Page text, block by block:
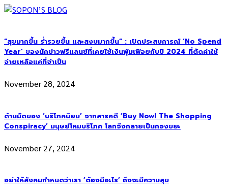
“สุขมากขึ้น ร่ำรวยขึ้น และสงบมากขึ้น” : เปิดประสบการณ์ ‘No Spend
Year’ ของนักข่าวฟรีแลนซ์ที่เคยใช้เงินฟุ่มเฟือยกับปี 2024 ที่ตัดค่าใช้
จ่ายเหลือแค่ที่จำเป็น
November 28, 2024
ด้านมืดของ ‘บริโภคนิยม’ จากสารคดี ‘Buy Now! The Shopping
Conspiracy’ มนุษย์โหมบริโภค โลกจึงกลายเป็นกองขยะ
November 27, 2024
อย่าให้สังคมกำหนดว่าเรา ‘ต้องมีอะไร’ ถึงจะมีความสุข